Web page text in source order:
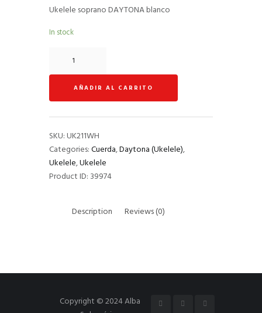
Ukelele soprano DAYTONA blanco
In stock
soprano
DAYTONA
AÑADIR AL CARRITO
SKU:UK211WH
Categories:Cuerda,Daytona (Ukelele),
Ukelele,Ukelele
Product ID: 39974
Description Reviews (0)
Copyright © 2024 Alba